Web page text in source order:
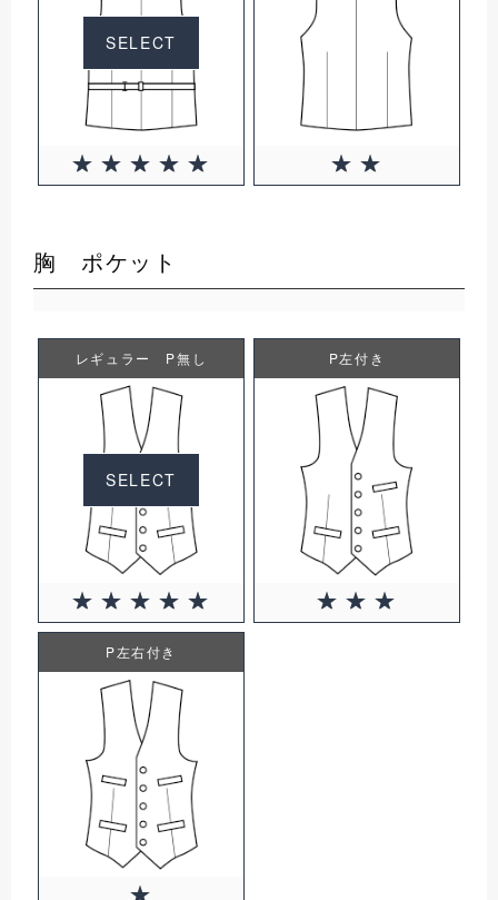
SELECT
胸 ポケット
レギュラー P無し
SELECT
P左付き
P左右付き